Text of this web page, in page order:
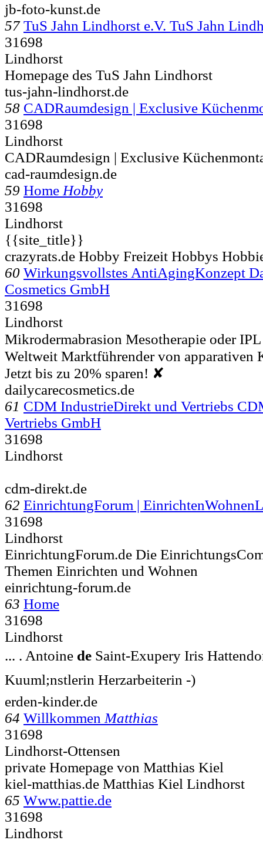
jb-foto-kunst.de
57 TuS Jahn Lindhorst e.V. TuS Jahn
31698
Lindhorst
Homepage des TuS Jahn Lindhorst
tus-jahn-lindhorst.de
58 CADRaumdesign | Exclusive
31698
Lindhorst
CADRaumdesign | Exclusive
cad-raumdesign.de
59 Home Hobby
31698
Lindhorst
{{site_title}}
crazyrats.de Hobby Freizeit Hobbys
60 Wirkungsvollstes AntiAgingKonzept
Cosmetics GmbH
31698
Lindhorst
Mikrodermabrasion Mesotherapie oder
Weltweit Marktführender von apparativen
Jetzt bis zu 20% sparen! ✘
dailycarecosmetics.de
61 CDM IndustrieDirekt und Vertriebs
Vertriebs GmbH
31698
Lindhorst
cdm-direkt.de
62 EinrichtungForum |
31698
Lindhorst
EinrichtungForum.de Die
Themen Einrichten und Wohnen
einrichtung-forum.de
63 Home
31698
Lindhorst
... . Antoine de Saint-Exupery Iris
Kuuml;nstlerin Herzarbeiterin -)
erden-kinder.de
64 Willkommen Matthias
31698
Lindhorst-Ottensen
private Homepage von Matthias Kiel
kiel-matthias.de Matthias Kiel Lindhorst
65 Www.pattie.de
31698
Lindhorst